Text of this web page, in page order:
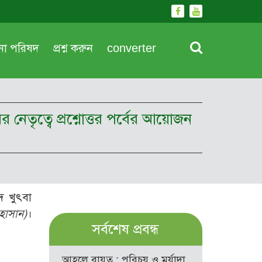
পরিষদ প্রশ্ন করুন converter
নেতৃত্বে প্রশ্নোত্তর পর্বের আয়োজন
খুৎবা
।
সর্বশেষ প্রবন্ধ